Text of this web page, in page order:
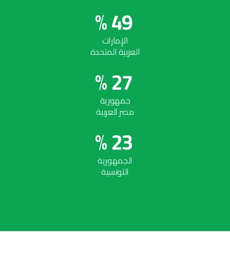
9
4
%الإمارات
العربية المتحدة
7
2
%جمهورية
مصر العربية
3
2
%
الجمهورية
التونسية